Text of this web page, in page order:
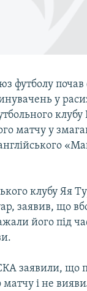
футболу почав
у
матчу у
клубу Яя
заявив, що
його під
заявили, що
матчу і не